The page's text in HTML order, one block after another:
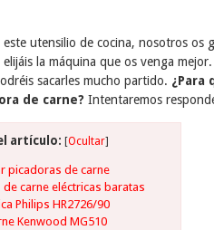
utensilio de cocina, nosotros os
la máquina que os venga
sacarles mucho partido. ¿Para
de carne? Intentaremos
artículo: [Ocultar]
picadoras de carne
carne eléctricas baratas
Philips HR2726/90
Kenwood MG510